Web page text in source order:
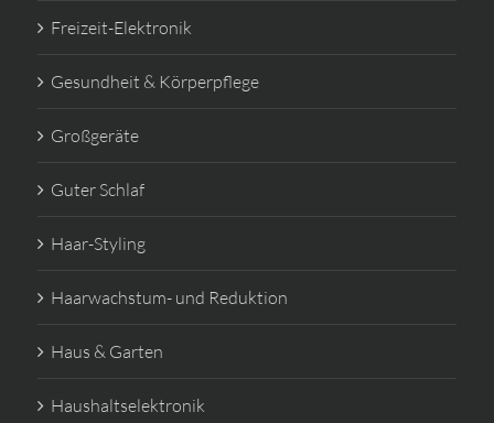
Freizeit-Elektronik
Gesundheit & Körperpflege
Großgeräte
Guter Schlaf
Haar-Styling
Haarwachstum- und Reduktion
Haus & Garten
Haushaltselektronik